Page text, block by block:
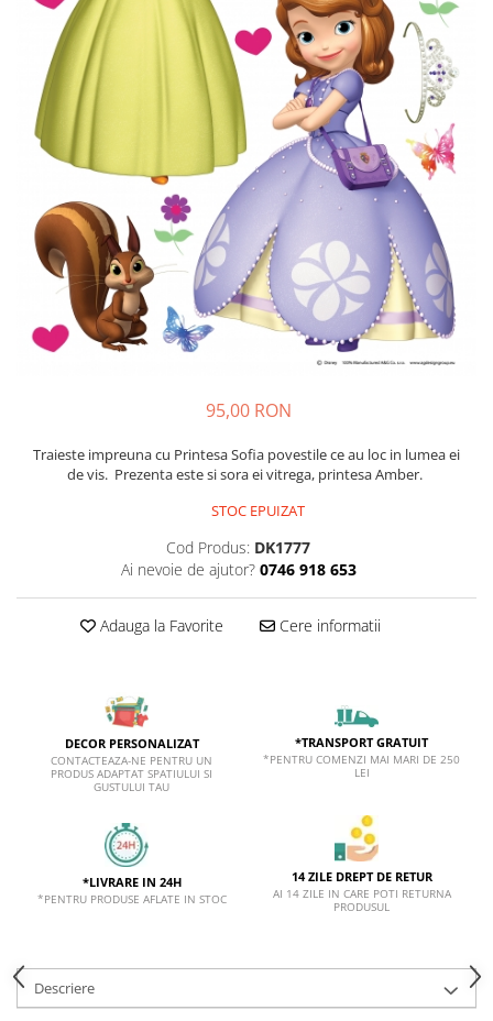
Sticker Harta Lumii
Stickere Cu Model Repetitiv
Stickere Perete Pentru Camera De
Stickere Pentru Bucatarie
Stickere pentru Usi
Stickere pentru Scari
Stickere pentru Podea
Stickere Semnalistica
Stickere Panou Poze
95,00 RON
Traieste impreuna cu Printesa Sofia povestile ce au loc in lumea ei
de vis. Prezenta este si sora ei vitrega, printesa Amber.
STOC EPUIZAT
Cod Produs: DK1777
Ai nevoie de ajutor? 0746 918 653
Adauga la Favorite Cere informatii
DECOR PERSONALIZAT
CONTACTEAZA-NE PENTRU UN
PRODUS ADAPTAT SPATIULUI SI
GUSTULUI TAU
*TRANSPORT GRATUIT
*PENTRU COMENZI MAI MARI DE 250
LEI
*LIVRARE IN 24H
*PENTRU PRODUSE AFLATE IN STOC
14 ZILE DREPT DE RETUR
AI 14 ZILE IN CARE POTI RETURNA
PRODUSUL
Descriere